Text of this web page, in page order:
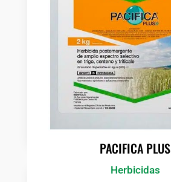
PACIFICA PLUS
Herbicidas